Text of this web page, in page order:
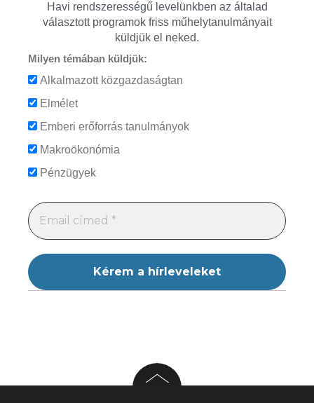
Havi rendszerességű levelünkben az általad
választott programok friss műhelytanulmányait
küldjük el neked.
Milyen témában küldjük:
Alkalmazott közgazdaságtan
Elmélet
Emberi erőforrás tanulmányok
Makroökonómia
Pénzügyek